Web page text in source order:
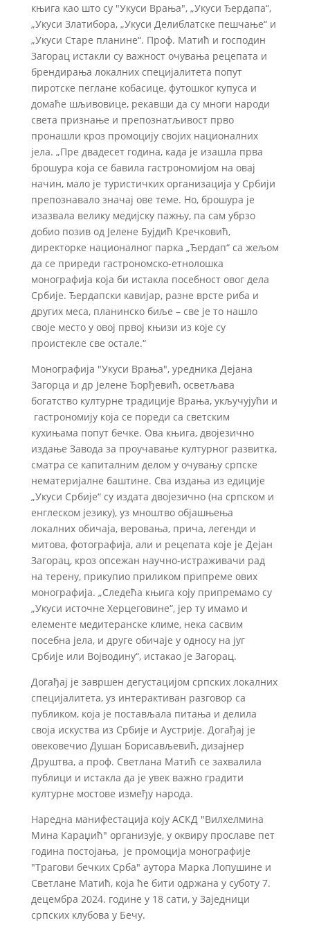
књига као што су "Укуси Врања", „Укуси Ђердапа“,
„Укуси Златибора, „Укуси Делиблатске пешчање“ и
„Укуси Старе планине“. Проф. Матић и господин
Загорац истакли су важност очувања рецепата и
брендирања локалних специјалитета попут
пиротске пеглане кобасице, футошког купуса и
домаће шљивовице, рекавши да су многи народи
света признање и препознатљивост прво
пронашли кроз промоцију својих националних
јела. „Пре двадесет година, када је изашла прва
брошура која се бавила гастрономијом на овај
начин, мало је туристичких организација у Србији
препознавало значај ове теме. Но, брошура је
изазвала велику медијску пажњу, па сам убрзо
добио позив од Јелене Бујдић Кречковић,
директорке националног парка „Ђердап“ са жељом
да се приреди гастрономско-етнолошка
монографија која би истакла посебност овог дела
Србије. Ђердапски кавијар, разне врсте риба и
других меса, планинско биље – све је то нашло
своје место у овој првој књизи из које су
проистекле све остале.“
Монографија "Укуси Врања", уредника Дејана
Загорца и др Јелене Ђорђевић, осветљава
богатство културне традиције Врања, укључујући и
гастрономију која се пореди са светским
кухињама попут бечке. Ова књига, двојезично
издање Завода за проучавање културног развитка,
сматра се капиталним делом у очувању српске
нематеријалне баштине. Сва издања из едиције
„Укуси Србије“ су издата двојезично (на српском и
енглеском језику), уз мноштво објашњења
локалних обичаја, веровања, прича, легенди и
митова, фотографија, али и рецепата које је Дејан
Загорац, кроз опсежан научно-истраживачи рад
на терену, прикупио приликом припреме ових
монографија. „Следећа књига коју припремамо су
„Укуси источне Херцеговине“, јер ту имамо и
елементе медитеранске климе, нека сасвим
посебна јела, и друге обичаје у односу на југ
Србије или Војводину“, истакао је Загорац.
Догађај је завршен дегустацијом српских локалних
специјалитета, уз интерактиван разговор са
публиком, која је постављала питања и делила
своја искуства из Србије и Аустрије. Догађај је
овековечио Душан Борисављевић, дизајнер
Друштва, а проф. Светлана Матић се захвалила
публици и истакла да је увек важно градити
културне мостове између народа.
Наредна манифестација коју АСКД "Вилхелмина
Мина Караџић" организује, у оквиру прославе пет
година постојања, је промоција монографије
"Трагови бечких Срба" аутора Марка Лопушине и
Светлане Матић, која ће бити одржана у суботу 7.
децембра 2024. године у 18 сати, у Заједници
српских клубова у Бечу.